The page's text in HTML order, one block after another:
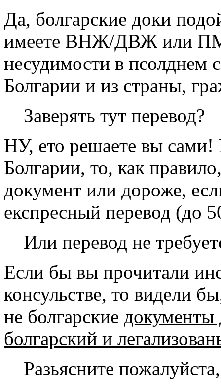
Да, болгарские доки
имеете ВНЖ/ДВЖ или
несудимости в псолднем
Болгарии и из страны,
Заверять тут перевод?
НУ, ето решаете вы сами!
Болгарии, то, как
документ или дороже,
експресный перевод (до
Или перевод не
Если бы вы прочитали
консульстве, то видели
не болгарские документы
болгарский и
Разьясните